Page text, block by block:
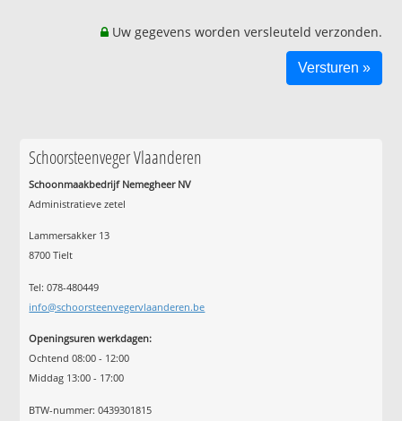
Uw gegevens worden versleuteld verzonden.
Schoorsteenveger Vlaanderen
Schoonmaakbedrijf Nemegheer NV
Administratieve zetel
Lammersakker 13
8700 Tielt
Tel: 078-480449
info@schoorsteenvegervlaanderen.be
Openingsuren werkdagen:
Ochtend 08:00 - 12:00
Middag 13:00 - 17:00
BTW-nummer: 0439301815